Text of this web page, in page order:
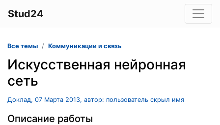
Stud24
Все темы Коммуникации и связь
Искусственная нейронная
сеть
Доклад, 07 Марта 2013, автор: пользователь скрыл имя
Описание работы